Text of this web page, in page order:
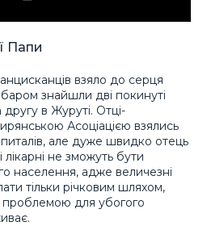
Папи
взяло до серця
знайшли дві покинуті
другу в Журуті. Отці-
Асоціацією взялись
але дуже швидко отець
лікарні не зможуть бути
населення, адже величезні
тільки річковим шляхом,
проблемою для убогого